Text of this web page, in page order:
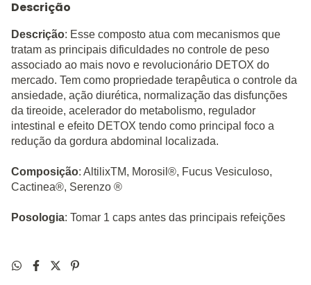
Descrição
Descrição: Esse composto atua com mecanismos que
tratam as principais dificuldades no controle de peso
associado ao mais novo e revolucionário DETOX do
mercado. Tem como propriedade terapêutica o controle da
ansiedade, ação diurética, normalização das disfunções
da tireoide, acelerador do metabolismo, regulador
intestinal e efeito DETOX tendo como principal foco a
redução da gordura abdominal localizada.
Composição: AltilixTM, Morosil®, Fucus Vesiculoso,
Cactinea®, Serenzo ®
Posologia: Tomar 1 caps antes das principais refeições